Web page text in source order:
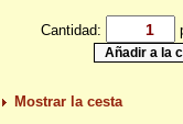
Cantidad:
Mostrar la cesta